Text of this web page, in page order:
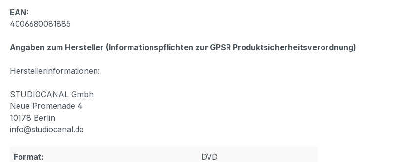
EAN:
4006680081885
Angaben zum Hersteller (Informationspflichten zur GPSR Produktsicherheitsverordnung)
Herstellerinformationen:
STUDIOCANAL Gmbh
Neue Promenade 4
10178 Berlin
info@studiocanal.de
Format: DVD